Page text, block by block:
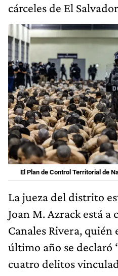
cárceles de El
El Plan de Control Territorial de
La jueza del distrito
Joan M. Azrack está a
Canales Rivera,
último año se declaró
cuatro delitos